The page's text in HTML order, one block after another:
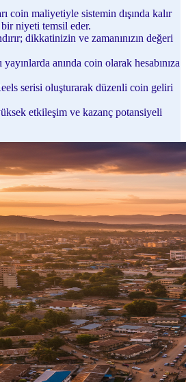
coin maliyetiyle sistemin dışında kalır
niyeti temsil eder.
dikkatinizin ve zamanınızın değeri
anında coin olarak hesabınıza
serisi oluşturarak düzenli coin geliri
etkileşim ve kazanç potansiyeli